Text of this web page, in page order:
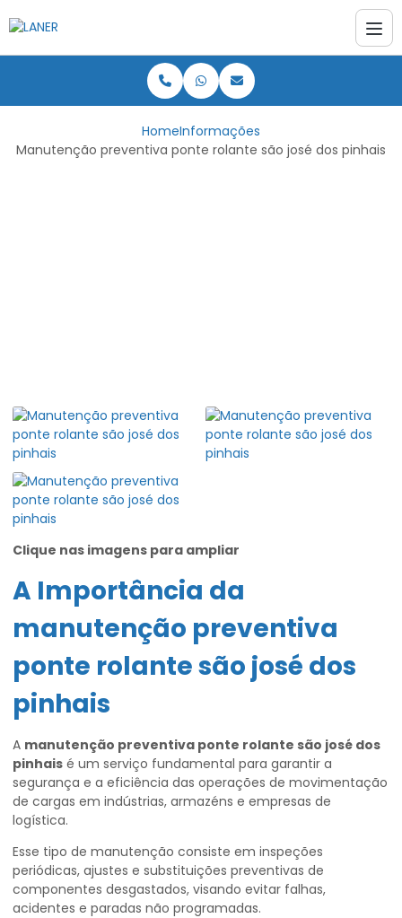
HomeInformações
Manutenção preventiva ponte rolante são josé dos pinhais
Clique nas imagens para ampliar
A Importância da
manutenção preventiva
ponte rolante são josé dos
pinhais
A manutenção preventiva ponte rolante são josé dos
pinhais é um serviço fundamental para garantir a
segurança e a eficiência das operações de movimentação
de cargas em indústrias, armazéns e empresas de
logística.
Esse tipo de manutenção consiste em inspeções
periódicas, ajustes e substituições preventivas de
componentes desgastados, visando evitar falhas,
acidentes e paradas não programadas.